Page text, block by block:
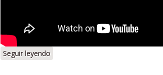
Seguir leyendo